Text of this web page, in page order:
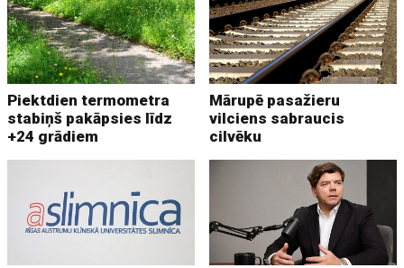
Piektdien termometra
stabiņš pakāpsies līdz
+24 grādiem
Mārupē pasažieru
vilciens sabraucis
cilvēku